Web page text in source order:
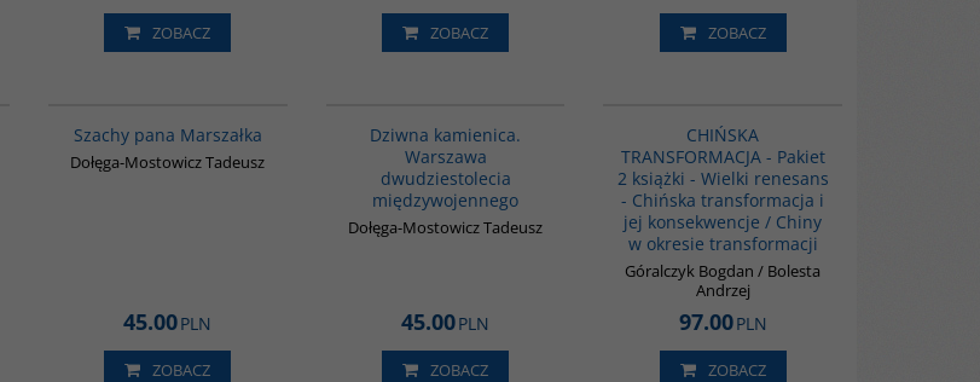
ZOBACZ ZOBACZ ZOBACZ
Szachy pana Marszałka
Dołęga-Mostowicz Tadeusz
45.00PLN
ZOBACZ
Dziwna kamienica.
Warszawa
dwudziestolecia
międzywojennego
Dołęga-Mostowicz Tadeusz
45.00PLN
ZOBACZ
CHIŃSKA
TRANSFORMACJA - Pakiet
2 książki - Wielki renesans
- Chińska transformacja i
jej konsekwencje / Chiny
w okresie transformacji
Góralczyk Bogdan / Bolesta
Andrzej
97.00PLN
ZOBACZ